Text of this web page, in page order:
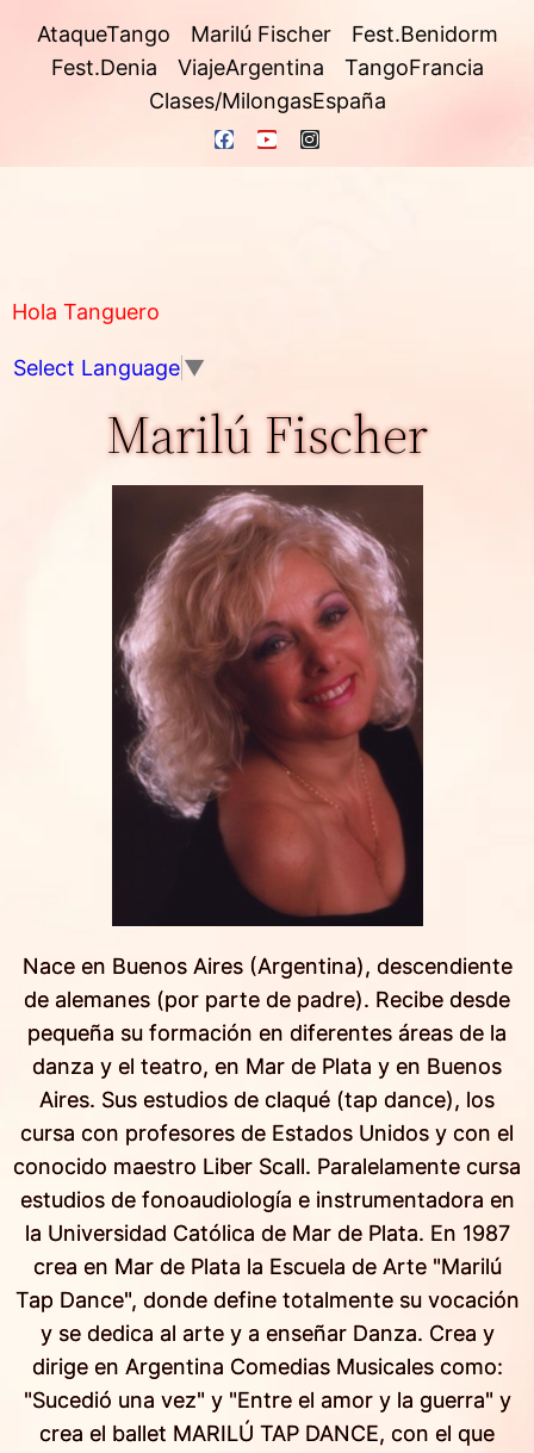
AtaqueTango Marilú Fischer
Fest.Benidorm
Fest.Denia
ViajeArgentina
TangoFrancia
Clases/MilongasEspaña
Hola Tanguero
Select Language▼
Marilú Fischer
Nace en Buenos Aires (Argentina), descendiente
de alemanes (por parte de padre). Recibe desde
pequeña su formación en diferentes áreas de la
danza y el teatro, en Mar de Plata y en Buenos
Aires. Sus estudios de claqué (tap dance), los
cursa con profesores de Estados Unidos y con el
conocido maestro Liber Scall. Paralelamente cursa
estudios de fonoaudiología e instrumentadora en
la Universidad Católica de Mar de Plata. En 1987
crea en Mar de Plata la Escuela de Arte "Marilú
Tap Dance", donde define totalmente su vocación
y se dedica al arte y a enseñar Danza. Crea y
dirige en Argentina Comedias Musicales como:
"Sucedió una vez" y "Entre el amor y la guerra" y
crea el ballet MARILÚ TAP DANCE, con el que